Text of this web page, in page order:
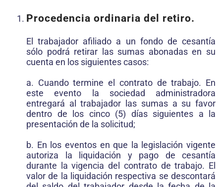
Procedencia ordinaria del retiro.
El trabajador afiliado a un fondo de cesantía
sólo podrá retirar las sumas abonadas en su
cuenta en los siguientes casos:
a. Cuando termine el contrato de trabajo. En
este evento la sociedad administradora
entregará al trabajador las sumas a su favor
dentro de los cinco (5) días siguientes a la
presentación de la solicitud;
b. En los eventos en que la legislación vigente
autoriza la liquidación y pago de cesantía
durante la vigencia del contrato de trabajo. El
valor de la liquidación respectiva se descontará